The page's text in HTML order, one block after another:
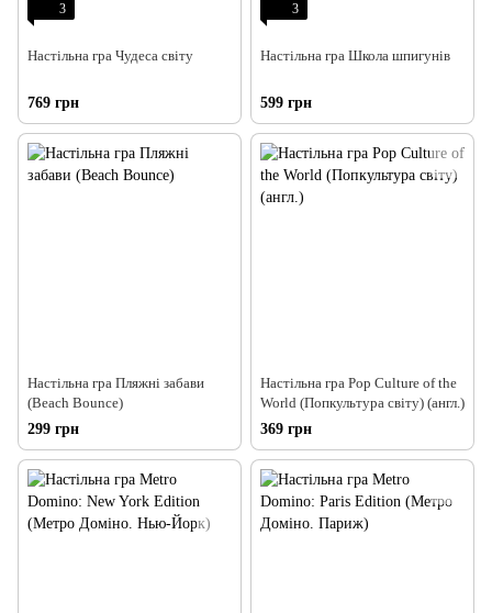
3
Настільна гра Чудеса світу
769 грн
3
Настільна гра Школа шпигунів
599 грн
Настільна гра Пляжні забави
(Beach Bounce)
299 грн
Настільна гра Pop Culture of the
World (Попкультура світу) (англ.)
369 грн